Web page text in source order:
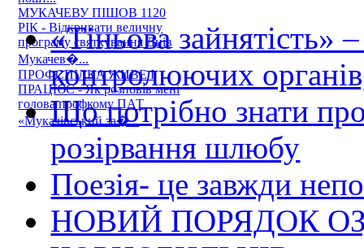
МУКАЧЕВУ ПІШОВ 1120
РІК - Відкривати величну
програму святкування Днів
Мукачев�...
ПРОФСПІЛКА ЖИВЕ І
ПРАЦЮЄ - Як розповів мені
голова профкому ПАТ
«Мукачівський за�...
«Тіньова зайнятість»
контролюючих
Що потрібно знати
розірвання шлюбу
Поезія- це завжди
НОВИЙ ПОРЯДОК